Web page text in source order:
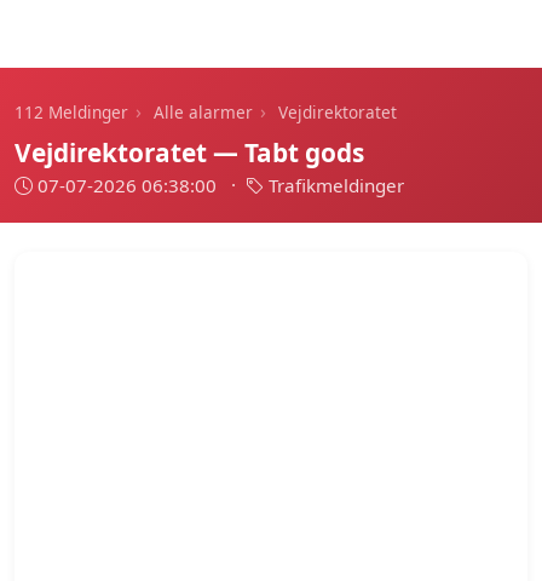
112 Meldinger › Alle alarmer › Vejdirektoratet
Vejdirektoratet — Tabt gods
07-07-2026 06:38:00 · Trafikmeldinger